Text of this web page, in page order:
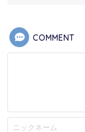
COMMENT